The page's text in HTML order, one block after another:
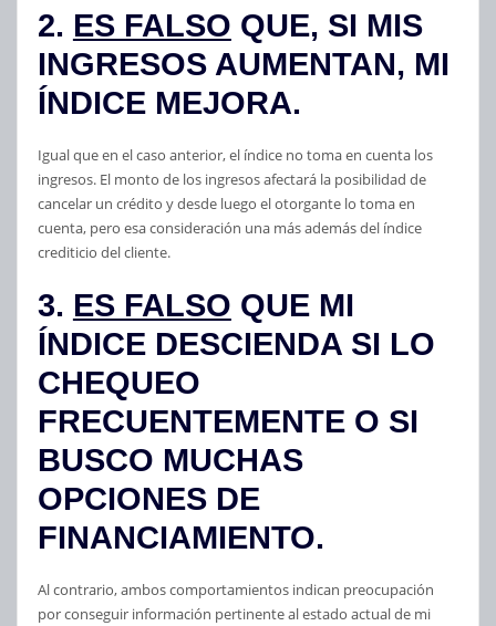
2. ES FALSO QUE, SI MIS
INGRESOS AUMENTAN, MI
ÍNDICE MEJORA.
Igual que en el caso anterior, el índice no toma en cuenta los
ingresos. El monto de los ingresos afectará la posibilidad de
cancelar un crédito y desde luego el otorgante lo toma en
cuenta, pero esa consideración una más además del índice
crediticio del cliente.
3. ES FALSO QUE MI
ÍNDICE DESCIENDA SI LO
CHEQUEO
FRECUENTEMENTE O SI
BUSCO MUCHAS
OPCIONES DE
FINANCIAMIENTO.
Al contrario, ambos comportamientos indican preocupación
por conseguir información pertinente al estado actual de mi